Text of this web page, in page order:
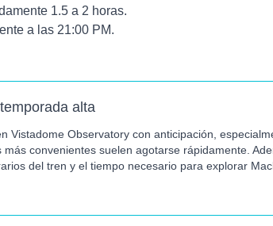
1.5 a 2 horas.
a las 21:00 PM.
alta
Vistadome Observatory con anticipación,
convenientes suelen agotarse rápidamente.
del tren y el tiempo necesario para explorar